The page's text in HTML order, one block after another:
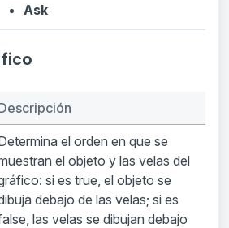
Ask
el orden en que se
el objeto y las velas del
si es true, el objeto se
debajo de las velas; si es
las velas se dibujan debajo